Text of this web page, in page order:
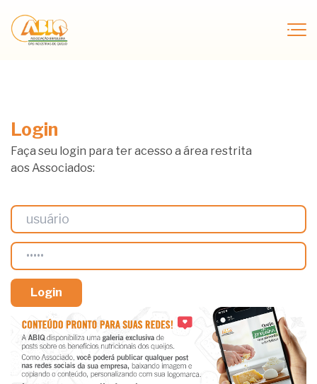
Login
Faça seu login para ter acesso a área restrita
aos Associados: